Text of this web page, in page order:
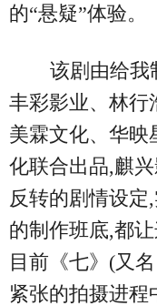
的“悬疑”体验。
该剧由给我
丰彩影业、林行
美霖文化、华映
化联合出品,麒
反转的剧情设
的制作班底,都
目前《七》(又
紧张的拍摄进程